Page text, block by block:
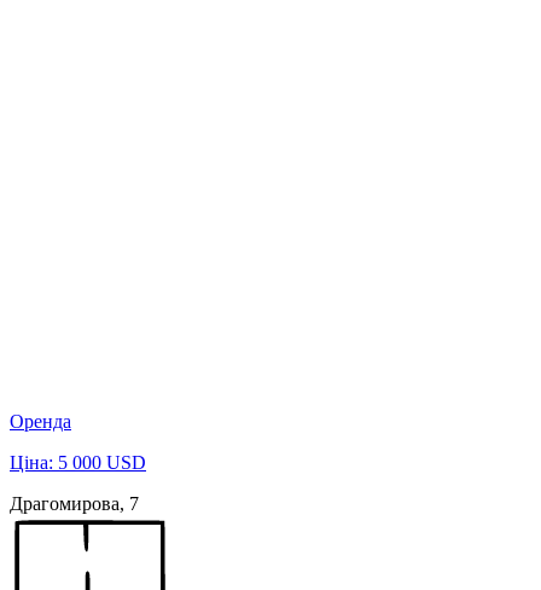
Оренда
Ціна: 5 000 USD
Драгомирова, 7